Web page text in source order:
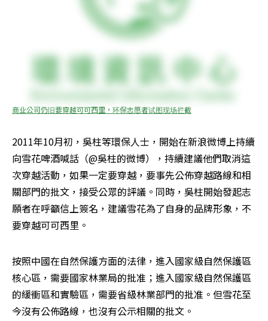
商业公司仍旧要穿越可可西里，环保志愿者试图现场拦截
2011年10月初，吳柱等環保人士，開始在新浪微博上持續
向雪花啤酒喊話（@吳柱的微博），持續建議他們取消這
次穿越活動，如果一定要穿越，要事先公佈穿越路線和相
關部門的批文，接受公眾的評議。同時，吳柱開始發起志
願者在呼籲信上簽名，建議雪花為了自身的品牌形象，不
要穿越可可西里。
按照中國在自然保護方面的法律，進入國家級自然保護區
核心區，需要國家林業局的批准；進入國家級自然保護區
的緩衝區和實驗區，需要省級林業部門的批准。但雪花至
今沒有公佈路線，也沒有公示相關的批文。